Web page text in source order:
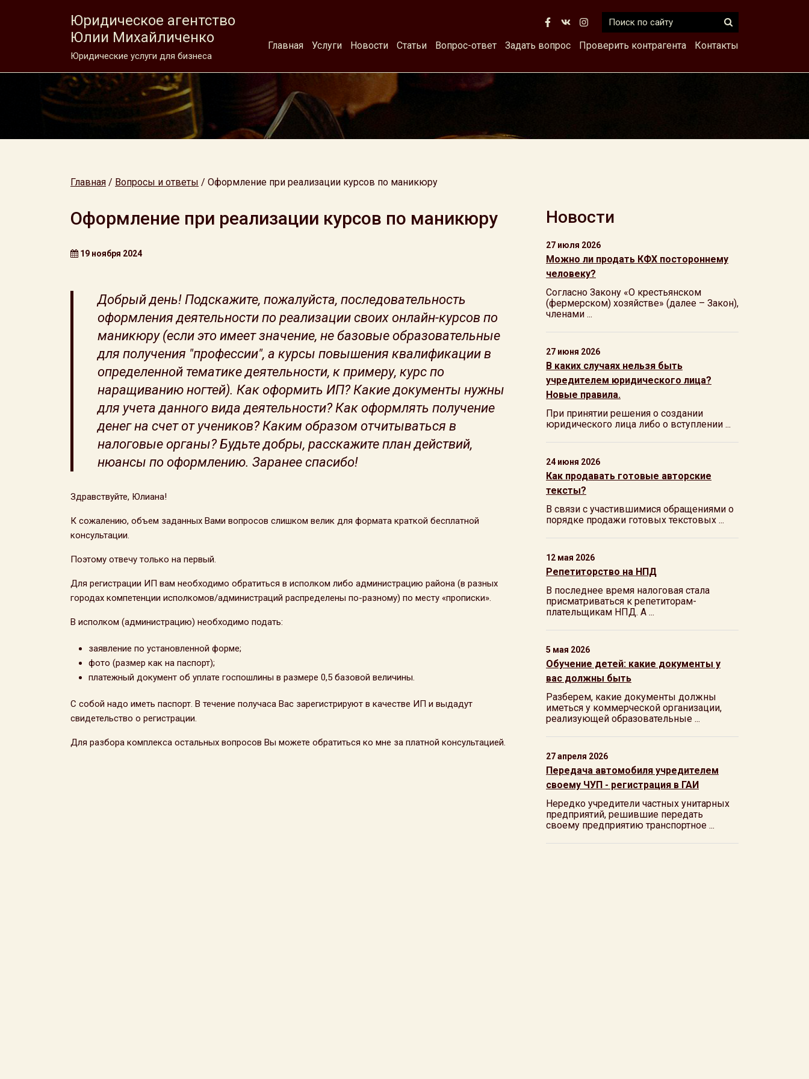
Юридическое агентство
Юлии Михайличенко
Юридические услуги для бизнеса
Главная Услуги Новости Статьи Вопрос-ответ Задать вопрос Проверить контрагента Контакты
Главная / Вопросы и ответы / Оформление при реализации курсов по маникюру
Оформление при реализации курсов по маникюру
19 ноября 2024
Добрый день! Подскажите, пожалуйста, последовательность
оформления деятельности по реализации своих онлайн-курсов по
маникюру (если это имеет значение, не базовые образовательные
для получения "профессии", а курсы повышения квалификации в
определенной тематике деятельности, к примеру, курс по
наращиванию ногтей). Как оформить ИП? Какие документы нужны
для учета данного вида деятельности? Как оформлять получение
денег на счет от учеников? Каким образом отчитываться в
налоговые органы? Будьте добры, расскажите план действий,
нюансы по оформлению. Заранее спасибо!
Здравствуйте, Юлиана!
К сожалению, объем заданных Вами вопросов слишком велик для формата краткой бесплатной
консультации.
Поэтому отвечу только на первый.
Для регистрации ИП вам необходимо обратиться в исполком либо администрацию района (в разных
городах компетенции исполкомов/администраций распределены по-разному) по месту «прописки».
В исполком (администрацию) необходимо подать:
заявление по установленной форме;
фото (размер как на паспорт);
платежный документ об уплате госпошлины в размере 0,5 базовой величины.
С собой надо иметь паспорт. В течение получаса Вас зарегистрируют в качестве ИП и выдадут
свидетельство о регистрации.
Для разбора комплекса остальных вопросов Вы можете обратиться ко мне за платной консультацией.
Новости
27 июля 2026
Можно ли продать КФХ постороннему
человеку?
Согласно Закону «О крестьянском
(фермерском) хозяйстве» (далее – Закон),
членами ...
27 июня 2026
В каких случаях нельзя быть
учредителем юридического лица?
Новые правила.
При принятии решения о создании
юридического лица либо о вступлении ...
24 июня 2026
Как продавать готовые авторские
тексты?
В связи с участившимися обращениями о
порядке продажи готовых текстовых ...
12 мая 2026
Репетиторство на НПД
В последнее время налоговая стала
присматриваться к репетиторам-
плательщикам НПД. А ...
5 мая 2026
Обучение детей: какие документы у
вас должны быть
Разберем, какие документы должны
иметься у коммерческой организации,
реализующей образовательные ...
27 апреля 2026
Передача автомобиля учредителем
своему ЧУП - регистрация в ГАИ
Нередко учредители частных унитарных
предприятий, решившие передать
своему предприятию транспортное ...